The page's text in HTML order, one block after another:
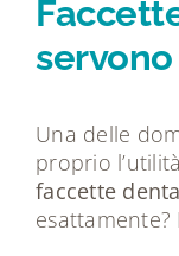
servono
Una delle
proprio
faccette